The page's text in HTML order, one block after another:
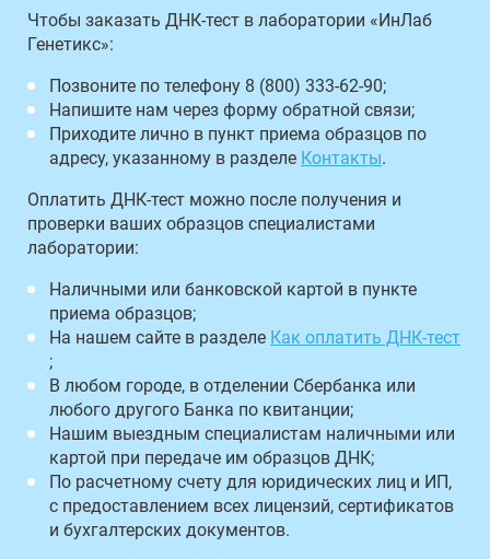
Чтобы заказать ДНК-тест в лаборатории «ИнЛаб
Генетикс»:
Позвоните по телефону 8 (800) 333-62-90;
Напишите нам через форму обратной связи;
Приходите лично в пункт приема образцов по
адресу, указанному в разделе Контакты.
Оплатить ДНК-тест можно после получения и
проверки ваших образцов специалистами
лаборатории:
Наличными или банковской картой в пункте
приема образцов;
На нашем сайте в разделе Как оплатить ДНК-тест
;
В любом городе, в отделении Сбербанка или
любого другого Банка по квитанции;
Нашим выездным специалистам наличными или
картой при передаче им образцов ДНК;
По расчетному счету для юридических лиц и ИП,
с предоставлением всех лицензий, сертификатов
и бухгалтерских документов.